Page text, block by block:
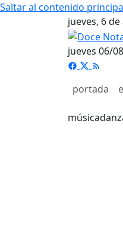
Saltar al contenido
jueves, 6
jueves 06/
portada
música